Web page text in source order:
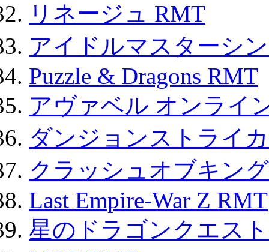
リネージュ RMT
アイドルマスターシ
Puzzle & Dragons RMT
アヴァベル オンライ
ダンジョンストライ
クラッシュオブキン
Last Empire-War Z RMT
星のドラゴンクエス